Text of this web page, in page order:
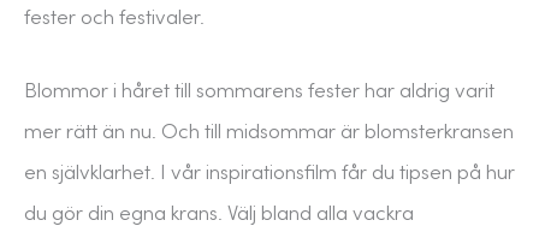
fester och festivaler.
Blommor i håret till sommarens fester har aldrig varit
mer rätt än nu. Och till midsommar är blomsterkransen
en självklarhet. I vår inspirationsfilm får du tipsen på hur
du gör din egna krans. Välj bland alla vackra